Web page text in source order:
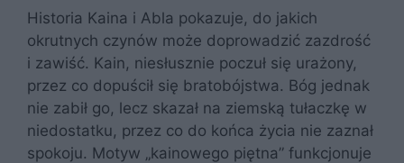
Historia Kaina i Abla pokazuje, do jakich
okrutnych czynów może doprowadzić zazdrość
i zawiść. Kain, niesłusznie poczuł się urażony,
przez co dopuścił się bratobójstwa. Bóg jednak
nie zabił go, lecz skazał na ziemską tułaczkę w
niedostatku, przez co do końca życia nie zaznał
spokoju. Motyw „kainowego piętna” funkcjonuje